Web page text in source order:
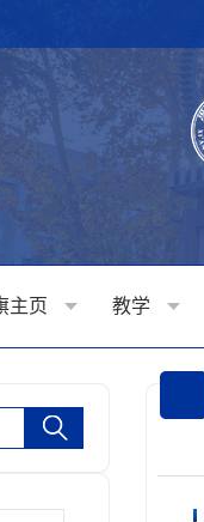
主页 教学